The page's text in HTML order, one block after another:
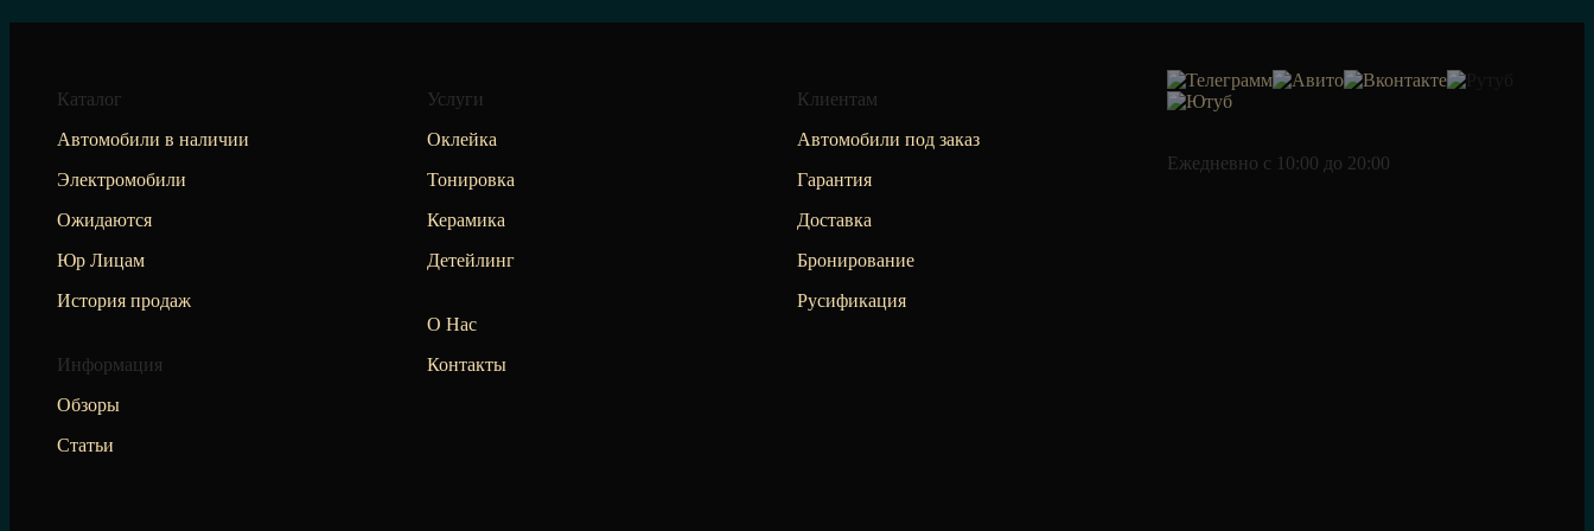
Каталог
Автомобили в наличии
Электромобили
Ожидаются
Юр Лицам
История продаж
Информация
Обзоры
Статьи
Услуги
Оклейка
Тонировка
Керамика
Детейлинг
О Нас
Контакты
Клиентам
Автомобили под заказ
Гарантия
Доставка
Бронирование
Русификация
Ежедневно c 10:00 до 20:00